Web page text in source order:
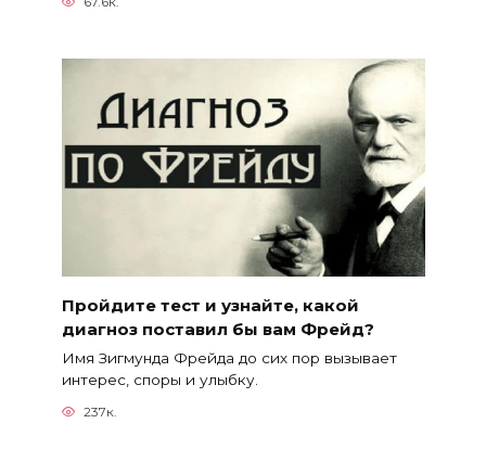
Пройдите тест и узнайте, какой
диагноз поставил бы вам Фрейд?
Имя Зигмунда Фрейда до сих пор вызывает
интерес, споры и улыбку.
237к.